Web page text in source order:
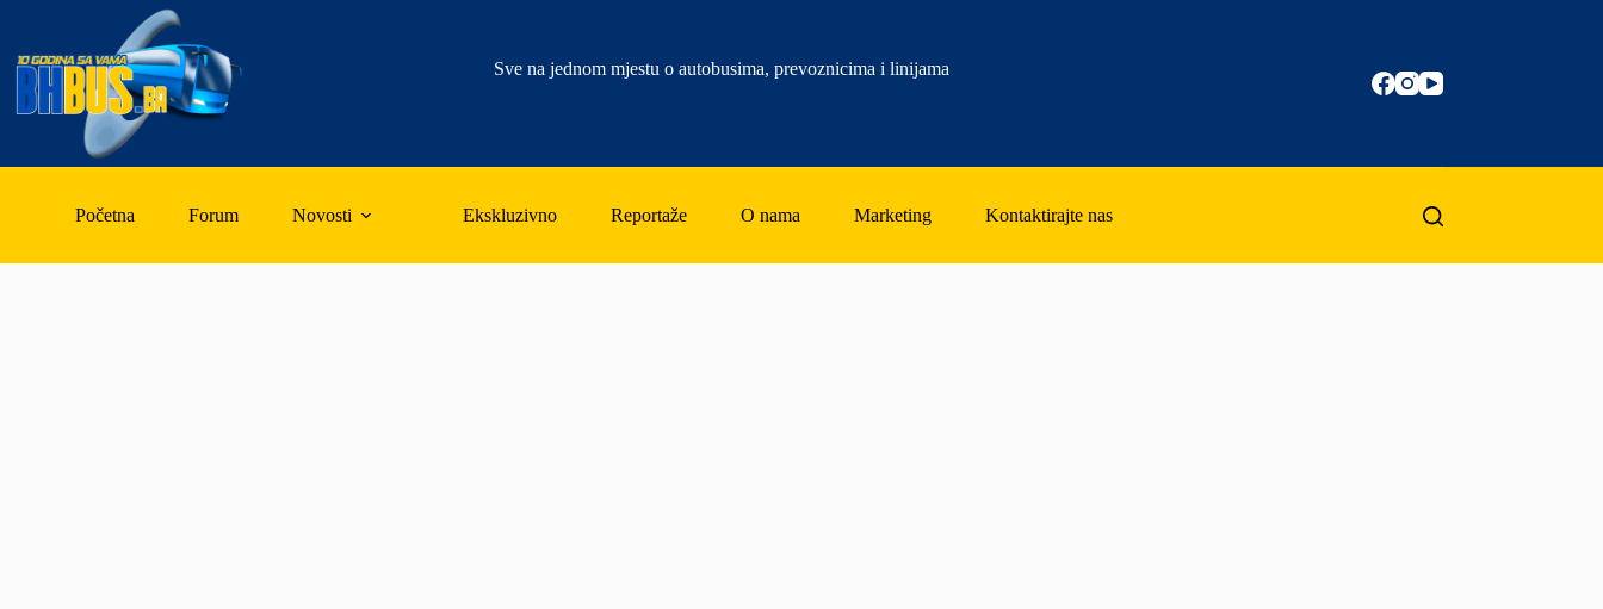
content
Sve na jednom mjestu o autobusima, prevoznicima i linijama
Početna Forum Novosti Ekskluzivno Reportaže O nama Marketing Kontaktirajte nas